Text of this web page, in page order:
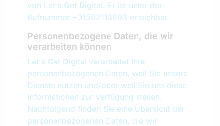
von Let's Get Digital. Er ist unter der
Rufnummer +31502113693 erreichbar.
Personenbezogene Daten, die wir
verarbeiten können
Let's Get Digital verarbeitet Ihre
personenbezogenen Daten, weil Sie unsere
Dienste nutzen und/oder weil Sie uns diese
Informationen zur Verfügung stellen.
Nachfolgend finden Sie eine Übersicht der
personenbezogenen Daten, die wir